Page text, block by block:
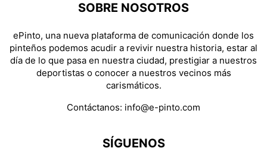
SOBRE NOSOTROS
ePinto, una nueva plataforma de comunicación donde los
pinteños podemos acudir a revivir nuestra historia, estar al
día de lo que pasa en nuestra ciudad, prestigiar a nuestros
deportistas o conocer a nuestros vecinos más
carismáticos.
Contáctanos: info@e-pinto.com
SÍGUENOS